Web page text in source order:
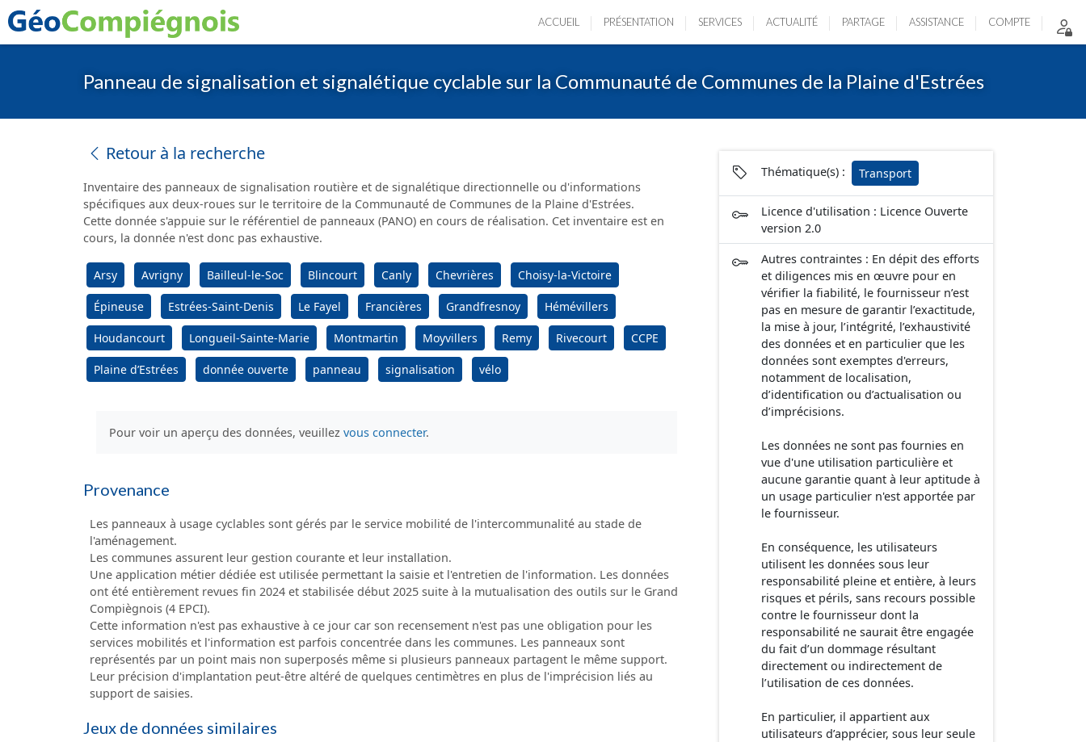
ACCUEIL PRÉSENTATION SERVICES ACTUALITÉ PARTAGE ASSISTANCE COMPTE
Panneau de signalisation et signalétique cyclable sur la Communauté de Communes de la Plaine d'Estrées
Retour à la recherche
Inventaire des panneaux de signalisation routière et de signalétique directionnelle ou d'informations
spécifiques aux deux-roues sur le territoire de la Communauté de Communes de la Plaine d'Estrées.
Cette donnée s'appuie sur le référentiel de panneaux (PANO) en cours de réalisation. Cet inventaire est en
cours, la donnée n'est donc pas exhaustive.
Arsy Avrigny Bailleul-le-Soc Blincourt Canly Chevrières Choisy-la-Victoire
Épineuse Estrées-Saint-Denis Le Fayel Francières Grandfresnoy Hémévillers
Houdancourt Longueil-Sainte-Marie Montmartin Moyvillers Remy Rivecourt CCPE
Plaine d’Estrées donnée ouverte panneau signalisation vélo
Pour voir un aperçu des données, veuillez vous connecter.
Provenance
Les panneaux à usage cyclables sont gérés par le service mobilité de l'intercommunalité au stade de
l'aménagement.
Les communes assurent leur gestion courante et leur installation.
Une application métier dédiée est utilisée permettant la saisie et l'entretien de l'information. Les données
ont été entièrement revues fin 2024 et stabilisée début 2025 suite à la mutualisation des outils sur le Grand
Compiègnois (4 EPCI).
Cette information n'est pas exhaustive à ce jour car son recensement n'est pas une obligation pour les
services mobilités et l'information est parfois concentrée dans les communes. Les panneaux sont
représentés par un point mais non superposés même si plusieurs panneaux partagent le même support.
Leur précision d'implantation peut-être altéré de quelques centimètres en plus de l'imprécision liés au
support de saisies.
Jeux de données similaires
Thématique(s) : Transport
Licence d'utilisation : Licence Ouverte
version 2.0
Autres contraintes : En dépit des efforts
et diligences mis en œuvre pour en
vérifier la fiabilité, le fournisseur n’est
pas en mesure de garantir l’exactitude,
la mise à jour, l’intégrité, l’exhaustivité
des données et en particulier que les
données sont exemptes d'erreurs,
notamment de localisation,
d’identification ou d’actualisation ou
d’imprécisions.
Les données ne sont pas fournies en
vue d'une utilisation particulière et
aucune garantie quant à leur aptitude à
un usage particulier n'est apportée par
le fournisseur.
En conséquence, les utilisateurs
utilisent les données sous leur
responsabilité pleine et entière, à leurs
risques et périls, sans recours possible
contre le fournisseur dont la
responsabilité ne saurait être engagée
du fait d’un dommage résultant
directement ou indirectement de
l’utilisation de ces données.
En particulier, il appartient aux
utilisateurs d’apprécier, sous leur seule